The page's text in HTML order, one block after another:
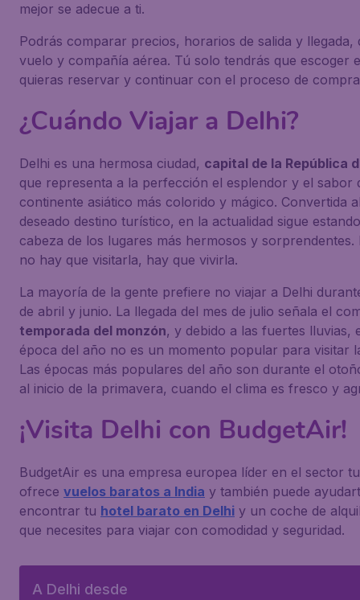
mejor se adecue a ti.
Podrás comparar precios, horarios de salida y llegada,
vuelo y compañía aérea. Tú solo tendrás que escoger
quieras reservar y continuar con el proceso de
¿Cuándo Viajar a Delhi?
Delhi es una hermosa ciudad, capital de la República
que representa a la perfección el esplendor y el sabor
continente asiático más colorido y mágico. Convertida
deseado destino turístico, en la actualidad sigue
cabeza de los lugares más hermosos y sorprendentes.
no hay que visitarla, hay que vivirla.
La mayoría de la gente prefiere no viajar a Delhi
de abril y junio. La llegada del mes de julio señala el
temporada del monzón, y debido a las fuertes lluvias,
época del año no es un momento popular para visitar
Las épocas más populares del año son durante el
al inicio de la primavera, cuando el clima es fresco y
¡Visita Delhi con BudgetAir!
BudgetAir es una empresa europea líder en el sector
ofrece vuelos baratos a India y también puede
encontrar tu hotel barato en Delhi y un coche de
que necesites para viajar con comodidad y seguridad.
A Delhi desde